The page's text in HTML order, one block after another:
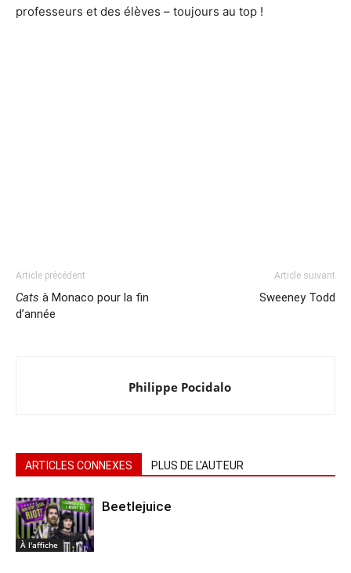
professeurs et des élèves – toujours au top !
Article précédent
Cats à Monaco pour la fin
d’année
Article suivant
Sweeney Todd
Philippe Pocidalo
ARTICLES CONNEXES PLUS DE L'AUTEUR
À l'affiche
Beetlejuice